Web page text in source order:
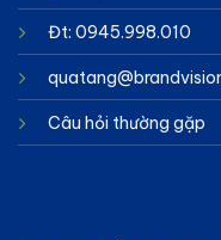
Đt: 0945.998.010
Câu hỏi thường gặp